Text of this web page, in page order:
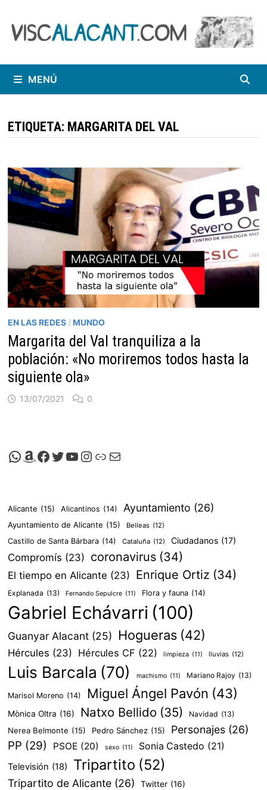
contenido
MENÚ
ETIQUETA: MARGARITA DEL VAL
EN LAS REDES / MUNDO
Margarita del Val tranquiliza a la
población: «No moriremos todos hasta la
siguiente ola»
13/07/2021 0
Canal de Whatsapp de Viscalacant
Comprar en Amazon
Facebook de Viscalacant
Twitter de Viscalacant
Canal de Youtube de Viscalacant
Instagram de Viscalacant
Viscalacant en Polkaverse
Correo electrónico
Alicante (15) Alicantinos (14) Ayuntamiento (26)
Ayuntamiento de Alicante (15) Belleas (12)
Castillo de Santa Bárbara (14) Cataluña (12) Ciudadanos (17)
Compromís (23) coronavirus (34)
El tiempo en Alicante (23) Enrique Ortiz (34)
Explanada (13) Fernando Sepulcre (11) Flora y fauna (14)
Gabriel Echávarri (100)
Guanyar Alacant (25) Hogueras (42)
Hércules (23) Hércules CF (22) limpieza (11) lluvias (12)
Luis Barcala (70) machismo (11) Mariano Rajoy (13)
Marisol Moreno (14) Miguel Ángel Pavón (43)
Mònica Oltra (16) Natxo Bellido (35) Navidad (13)
Nerea Belmonte (15) Pedro Sánchez (15) Personajes (26)
PP (29) PSOE (20) sexo (11) Sonia Castedo (21)
Televisión (18) Tripartito (52)
Tripartito de Alicante (26) Twitter (16)